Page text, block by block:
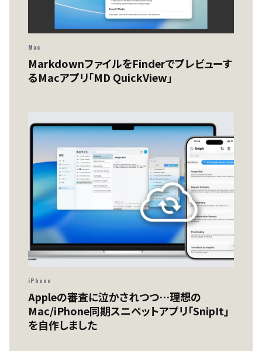
Mac
MarkdownファイルをFinderでプレビューす
るMacアプリ「MD QuickView」
iPhone
Appleの審査に泣かされつつ…理想の
Mac/iPhone同期スニペットアプリ「SnipIt」
を自作しました